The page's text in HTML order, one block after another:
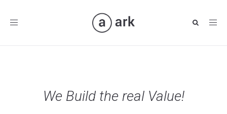
Toggle
We Build the real Value!